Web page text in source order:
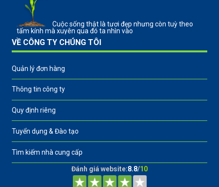
Cuộc sống thật là tươi đẹp nhưng còn tuỳ theo
tấm kính mà xuyên qua đó ta nhìn vào
VỀ CÔNG TY CHÚNG TÔI
Quản lý đơn hàng
Thông tin công ty
Quy định riêng
Tuyển dụng & Đào tạo
Tìm kiếm nhà cung cấp
Đánh giá website:8.8/10